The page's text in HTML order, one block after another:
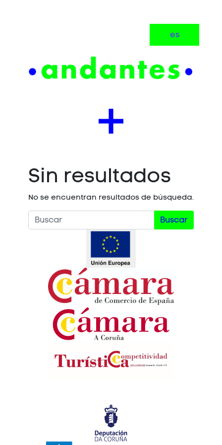
es
Sin resultados
No se encuentran resultados de búsqueda.
Buscar